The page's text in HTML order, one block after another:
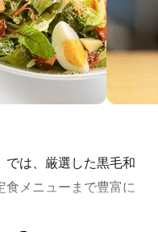
では、厳選した黒毛和
食メニューまで豊富に